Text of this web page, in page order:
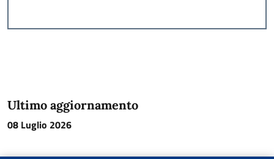
Ultimo aggiornamento
08 Luglio 2026